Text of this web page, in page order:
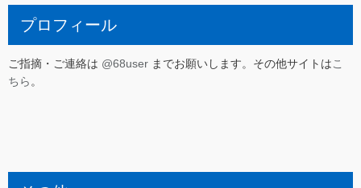
プロフィール
ご指摘・ご連絡は @68user までお願いします。その他サイトはこ
ちら。